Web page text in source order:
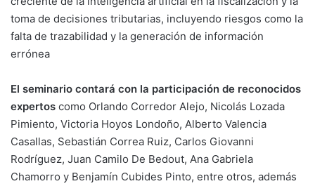
toma de decisiones tributarias, incluyendo riesgos como la
falta de trazabilidad y la generación de información
errónea
El seminario contará con la participación de reconocidos
expertos como Orlando Corredor Alejo, Nicolás Lozada
Pimiento, Victoria Hoyos Londoño, Alberto Valencia
Casallas, Sebastián Correa Ruiz, Carlos Giovanni
Rodríguez, Juan Camilo De Bedout, Ana Gabriela
Chamorro y Benjamín Cubides Pinto, entre otros, además